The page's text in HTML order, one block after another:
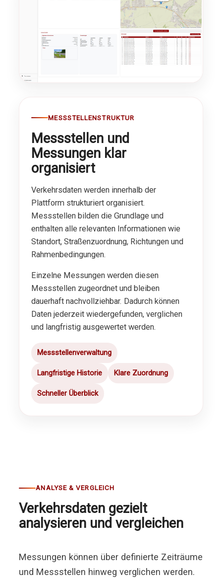
MESSSTELLENSTRUKTUR
Messstellen und
Messungen klar
organisiert
Verkehrsdaten werden innerhalb der
Plattform strukturiert organisiert.
Messstellen bilden die Grundlage und
enthalten alle relevanten Informationen wie
Standort, Straßenzuordnung, Richtungen und
Rahmenbedingungen.
Einzelne Messungen werden diesen
Messstellen zugeordnet und bleiben
dauerhaft nachvollziehbar. Dadurch können
Daten jederzeit wiedergefunden, verglichen
und langfristig ausgewertet werden.
Messstellenverwaltung
Langfristige Historie Klare Zuordnung
Schneller Überblick
ANALYSE & VERGLEICH
Verkehrsdaten gezielt
analysieren und vergleichen
Messungen können über definierte Zeiträume
und Messstellen hinweg verglichen werden.